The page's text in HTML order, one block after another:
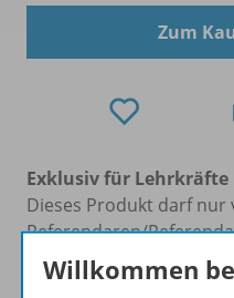
Zum
Exklusiv für Lehrkräfte
Dieses Produkt darf nur
Referendaren/
Schulen erworben
Willkommen